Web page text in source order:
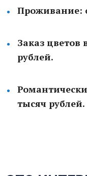
Проживание:
Заказ цветов
рублей.
тысяч рублей.